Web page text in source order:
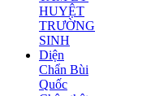
HUYỆT
TRƯỜNG
SINH
Diện
Chẩn Bùi
Quốc